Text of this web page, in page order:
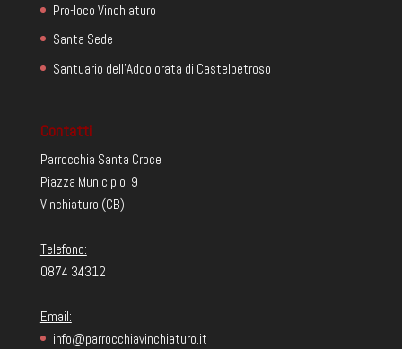
Pro-loco Vinchiaturo
Santa Sede
Santuario dell'Addolorata di Castelpetroso
Contatti
Parrocchia Santa Croce
Piazza Municipio, 9
Vinchiaturo (CB)
Telefono:
0874 34312
Email:
info@parrocchiavinchiaturo.it